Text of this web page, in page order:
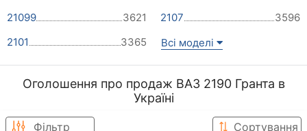
21099
3621 2107
3596
2101
3365 Всі моделі
Оголошення про продаж ВАЗ 2190 Гранта в
Україні
Фільтр Сортування